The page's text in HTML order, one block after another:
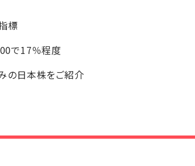
標
で17％程度
の日本株をご紹介